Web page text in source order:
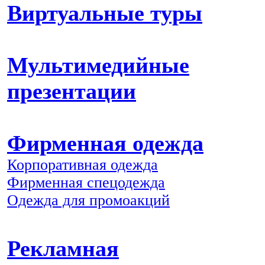
Виртуальные туры
Мультимедийные
презентации
Фирменная одежда
Корпоративная одежда
Фирменная спецодежда
Одежда для промоакций
Рекламная